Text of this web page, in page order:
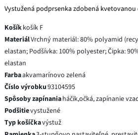
Vystužená podprsenka zdobená kvetovanou
Košíkkošík F
MateriálVrchný materiál: 80% polyamid
elastan; Podšívka: 100% polyester; Čipka:
elastan
Farbaakvamarínovo zelená
Číslo výrobku93104595
Spôsoby zapínaniaháčik,očká, zapínanie
Podšitievystužené
Typ košíčkavýstuž